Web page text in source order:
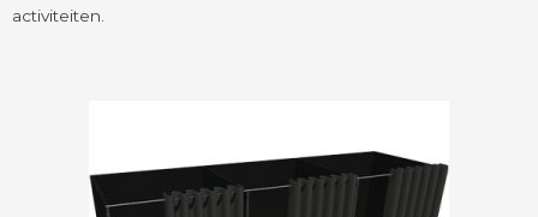
activiteiten.